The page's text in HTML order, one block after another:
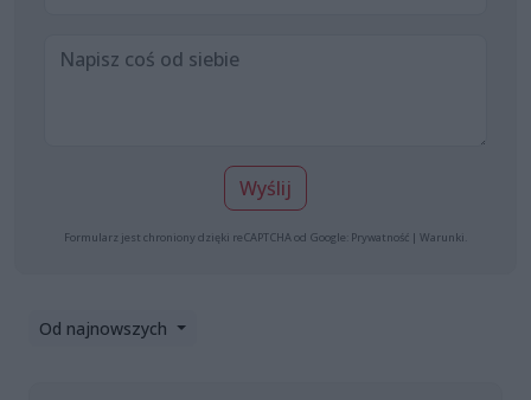
Wyślij
Formularz jest chroniony dzięki reCAPTCHA od Google: Prywatność | Warunki
Od najnowszych